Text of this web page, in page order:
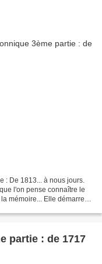
: De 1813... à nous jours.
l'on pense connaître le
mémoire... Elle démarre
partie : de 1717